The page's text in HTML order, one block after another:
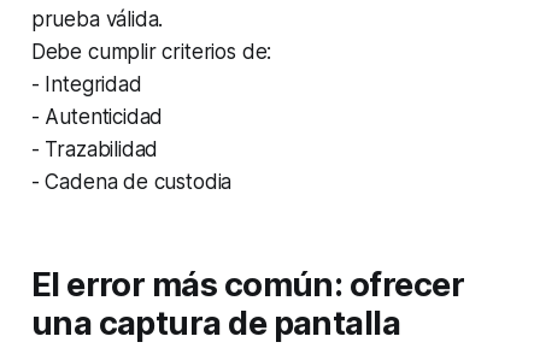
prueba válida.
Debe cumplir criterios de:
- Integridad
- Autenticidad
- Trazabilidad
- Cadena de custodia
El error más común: ofrecer
una captura de pantalla